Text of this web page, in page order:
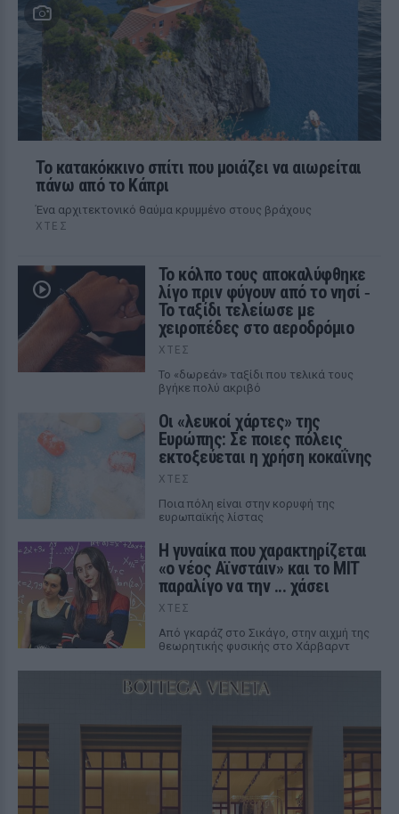
Το κατακόκκινο σπίτι που μοιάζει να αιωρείται
πάνω από το Κάπρι
Ένα αρχιτεκτονικό θαύμα κρυμμένο στους βράχους
ΧΤΕΣ
Το κόλπο τους αποκαλύφθηκε
λίγο πριν φύγουν από το νησί ‑
Το ταξίδι τελείωσε με
χειροπέδες στο αεροδρόμιο
ΧΤΕΣ
Το «δωρεάν» ταξίδι που τελικά τους
βγήκε πολύ ακριβό
Οι «λευκοί χάρτες» της
Ευρώπης: Σε ποιες πόλεις
εκτοξεύεται η χρήση κοκαΐνης
ΧΤΕΣ
Ποια πόλη είναι στην κορυφή της
ευρωπαϊκής λίστας
Η γυναίκα που χαρακτηρίζεται
«ο νέος Αϊνστάιν» και το MIT
παραλίγο να την ... χάσει
ΧΤΕΣ
Από γκαράζ στο Σικάγο, στην αιχμή της
θεωρητικής φυσικής στο Χάρβαρντ